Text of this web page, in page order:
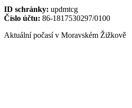
ID schránky: updmtcg
Číslo účtu: 86-1817530297/0100
Aktuální počasí v Moravském Žižkově